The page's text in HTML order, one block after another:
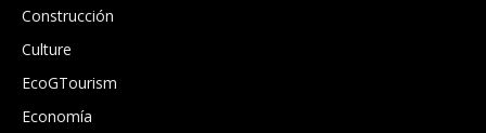
Construcción
Culture
EcoGTourism
Economía